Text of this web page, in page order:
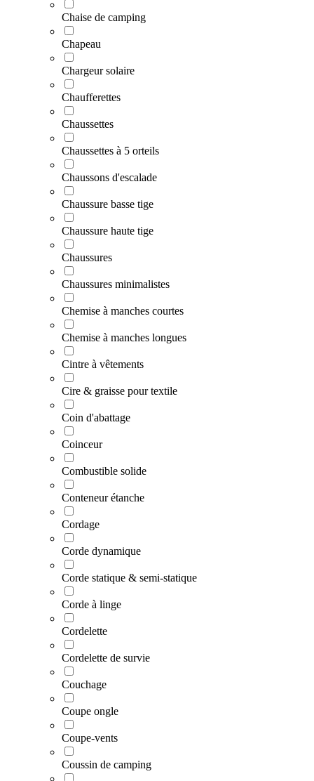
Chaise de camping
Chapeau
Chargeur solaire
Chaufferettes
Chaussettes
Chaussettes à 5 orteils
Chaussons d'escalade
Chaussure basse tige
Chaussure haute tige
Chaussures
Chaussures minimalistes
Chemise à manches courtes
Chemise à manches longues
Cintre à vêtements
Cire & graisse pour textile
Coin d'abattage
Coinceur
Combustible solide
Conteneur étanche
Cordage
Corde dynamique
Corde statique & semi-statique
Corde à linge
Cordelette
Cordelette de survie
Couchage
Coupe ongle
Coupe-vents
Coussin de camping